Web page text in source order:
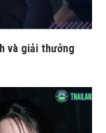
và giải thưởng